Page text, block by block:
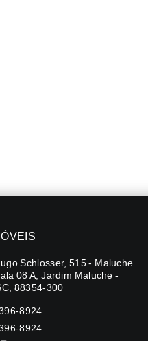
Schlosser, 515 - Maluche
08 A, Jardim Maluche -
88354-300
8924
8924